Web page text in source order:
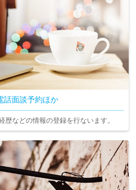
話面談予約ほか
歴などの情報の登録を行ないます。